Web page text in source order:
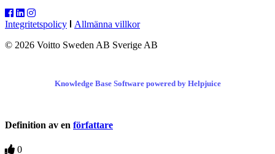
Integritetspolicy
Allmänna villkor
© 2026 Voitto Sweden AB Sverige AB
Knowledge Base Software powered by Helpjuice
Definition av en författare
0